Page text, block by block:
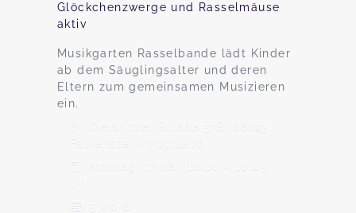
Glöckchenzwerge und Rasselmäuse
aktiv
Musikgarten Rasselbande lädt Kinder
ab dem Säuglingsalter und deren
Eltern zum gemeinsamen Musizieren
ein.
Oelsnitzer Straße 37B, 08223
Falkenstein/Vogtland
Montag, 17.08., 10:00 - 10:45
5,00 €